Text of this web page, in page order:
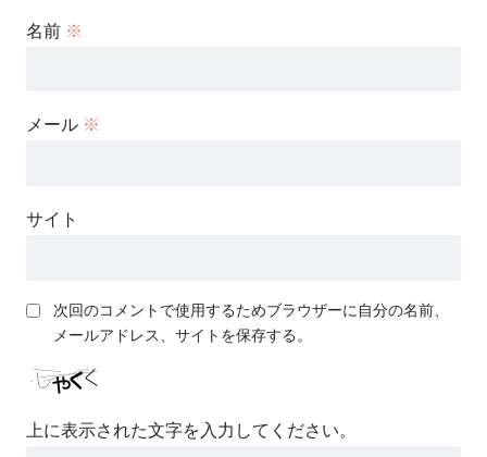
名前 ※
メール ※
サイト
次回のコメントで使用するためブラウザーに自分の名前、
メールアドレス、サイトを保存する。
上に表示された文字を入力してください。